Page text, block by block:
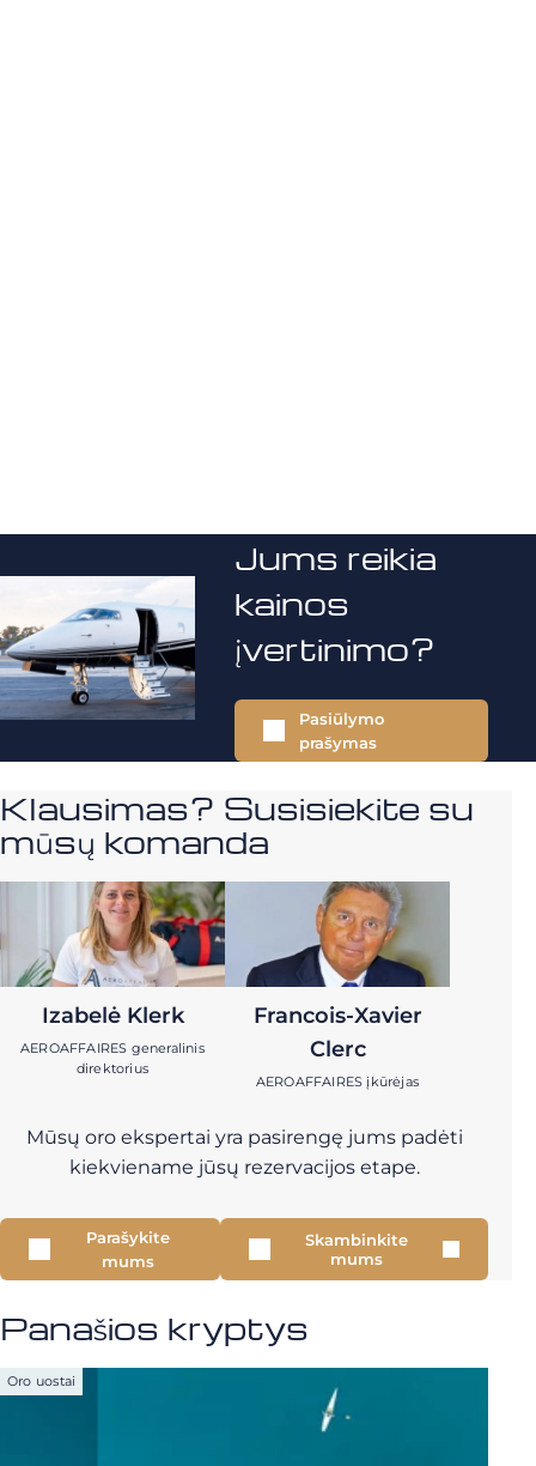
Jums reikia
kainos
įvertinimo?
Pasiūlymo
prašymas
Klausimas? Susisiekite su
mūsų komanda
Izabelė Klerk
AEROAFFAIRES generalinis
direktorius
Francois-Xavier
Clerc
AEROAFFAIRES įkūrėjas
Mūsų oro ekspertai yra pasirengę jums padėti
kiekviename jūsų rezervacijos etape.
Parašykite
mums
Skambinkite
mums
Panašios kryptys
Oro uostai